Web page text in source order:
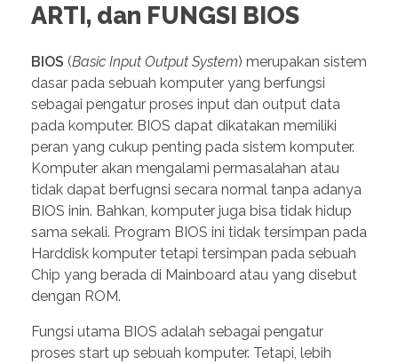
ARTI, dan FUNGSI BIOS
BIOS (Basic Input Output System) merupakan sistem
dasar pada sebuah komputer yang berfungsi
sebagai pengatur proses input dan output data
pada komputer. BIOS dapat dikatakan memiliki
peran yang cukup penting pada sistem komputer.
Komputer akan mengalami permasalahan atau
tidak dapat berfugnsi secara normal tanpa adanya
BIOS inin. Bahkan, komputer juga bisa tidak hidup
sama sekali. Program BIOS ini tidak tersimpan pada
Harddisk komputer tetapi tersimpan pada sebuah
Chip yang berada di Mainboard atau yang disebut
dengan ROM.
Fungsi utama BIOS adalah sebagai pengatur
proses start up sebuah komputer. Tetapi, lebih